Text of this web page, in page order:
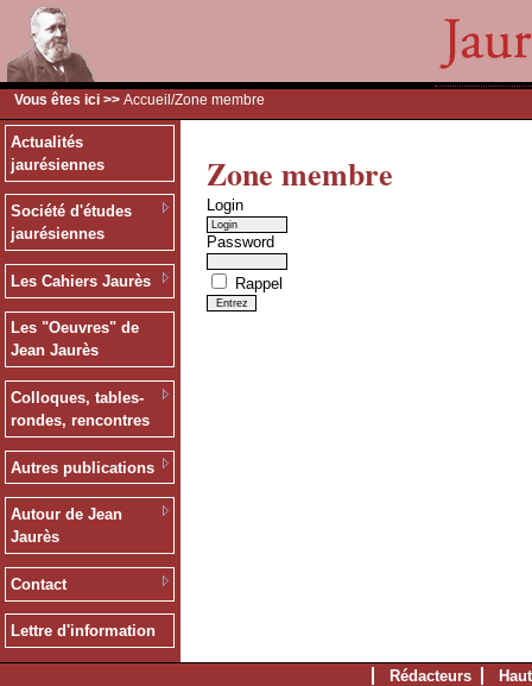
Vous êtes ici >> Accueil /Zone membre
Actualités
jaurésiennes
Société d'études
jaurésiennes
Les Cahiers Jaurès
Les "Oeuvres" de
Jean Jaurès
Colloques, tables-
rondes, rencontres
Autres publications
Autour de Jean
Jaurès
Contact
Lettre d'information
Zone membre
Login
Password
Rappel
Rédacteurs